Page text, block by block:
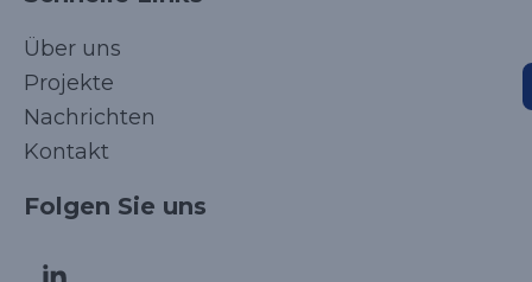
Über uns
Projekte
Nachrichten
Kontakt
Folgen Sie uns